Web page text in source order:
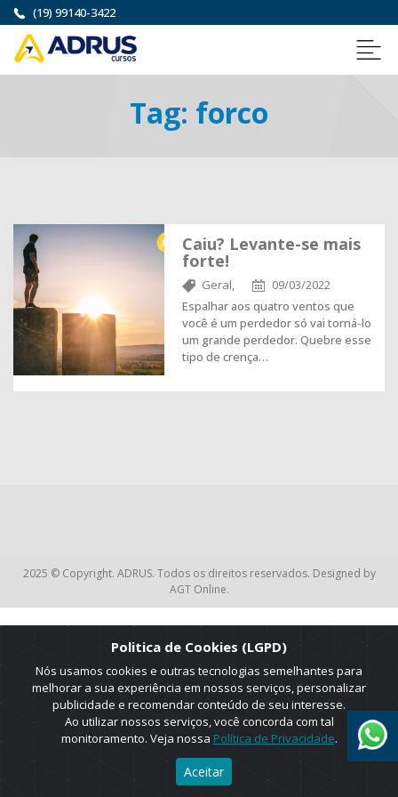
(19) 99140-3422
Tag: forco
Caiu? Levante-se mais
forte!
Geral,
09/03/2022
Espalhar aos quatro ventos que
você é um perdedor só vai torná-lo
um grande perdedor. Quebre esse
tipo de crença…
2025 © Copyright. ADRUS. Todos os direitos reservados. Designed by
AGT Online.
Politica de Cookies (LGPD)
Nós usamos cookies e outras tecnologias semelhantes para
melhorar a sua experiência em nossos serviços, personalizar
publicidade e recomendar conteúdo de seu interesse.
Ao utilizar nossos serviços, você concorda com tal
monitoramento. Veja nossa Política de Privacidade.
Aceitar